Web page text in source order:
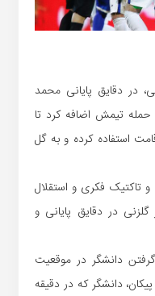
در دقایق پایانی محمد
تیمش اضافه کرد تا
استفاده کرده و به گل
تاکتیک فکری و استقلال
در دقایق پایانی و
دانشگر در موقعیت
دانشگر که در دقیقه